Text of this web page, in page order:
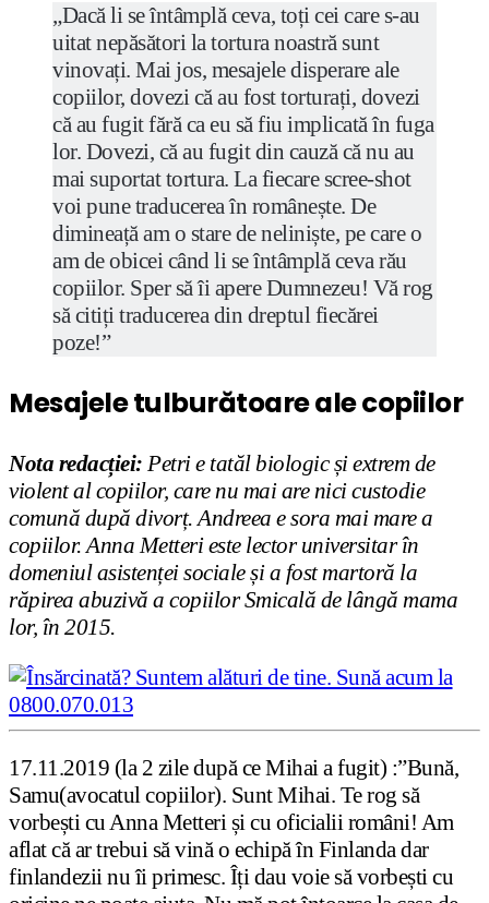
„Dacă li se întâmplă ceva, toți cei care s-au
uitat nepăsători la tortura noastră sunt
vinovați. Mai jos, mesajele disperare ale
copiilor, dovezi că au fost torturați, dovezi
că au fugit fără ca eu să fiu implicată în fuga
lor. Dovezi, că au fugit din cauză că nu au
mai suportat tortura. La fiecare scree-shot
voi pune traducerea în românește. De
dimineață am o stare de neliniște, pe care o
am de obicei când li se întâmplă ceva rău
copiilor. Sper să îi apere Dumnezeu! Vă rog
să citiți traducerea din dreptul fiecărei
poze!”
Mesajele tulburătoare ale copiilor
Nota redacției: Petri e tatăl biologic și extrem de
violent al copiilor, care nu mai are nici custodie
comună după divorț. Andreea e sora mai mare a
copiilor. Anna Metteri este lector universitar în
domeniul asistenței sociale și a fost martoră la
răpirea abuzivă a copiilor Smicală de lângă mama
lor, în 2015.
17.11.2019 (la 2 zile după ce Mihai a fugit) :”Bună,
Samu(avocatul copiilor). Sunt Mihai. Te rog să
vorbești cu Anna Metteri și cu oficialii români! Am
aflat că ar trebui să vină o echipă în Finlanda dar
finlandezii nu îi primesc. Îți dau voie să vorbești cu